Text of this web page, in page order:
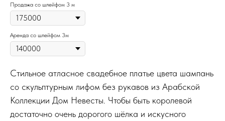
Продажа со шлейфом 3 м
Аренда со шлейфом 3м
Стильное атласное свадебное платье цвета шампань
со скульптурным лифом без рукавов из Арабской
Коллекции Дом Невесты. Чтобы быть королевой
достаточно очень дорогого шёлка и искусного